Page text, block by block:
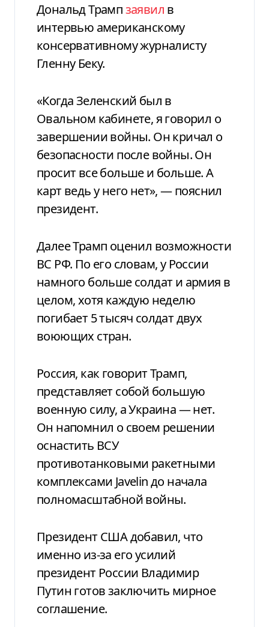
Дональд Трампзаявил в
интервью американскому
консервативному журналисту
Гленну Беку.
«Когда Зеленский был в
Овальном кабинете, я говорил о
завершении войны. Он кричал о
безопасности после войны. Он
просит все больше и больше. А
карт ведь у него нет», — пояснил
президент.
Далее Трамп оценил возможности
ВС РФ. По его словам, у России
намного больше солдат и армия в
целом, хотя каждую неделю
погибает 5 тысяч солдат двух
воюющих стран.
Россия, как говорит Трамп,
представляет собой большую
военную силу, а Украина — нет.
Он напомнил о своем решении
оснастить ВСУ
противотанковыми ракетными
комплексами Javelin до начала
полномасштабной войны.
Президент США добавил, что
именно из-за его усилий
президент России Владимир
Путин готов заключить мирное
соглашение.